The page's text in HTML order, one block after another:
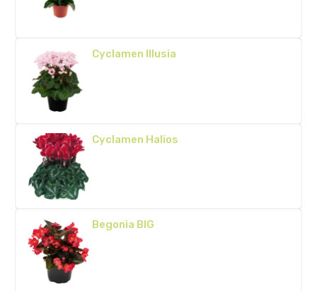
Cyclamen Illusia
Cyclamen Halios
Begonia BIG